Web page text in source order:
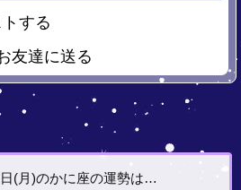
する
友達に送る
(月)のかに座の運勢は…